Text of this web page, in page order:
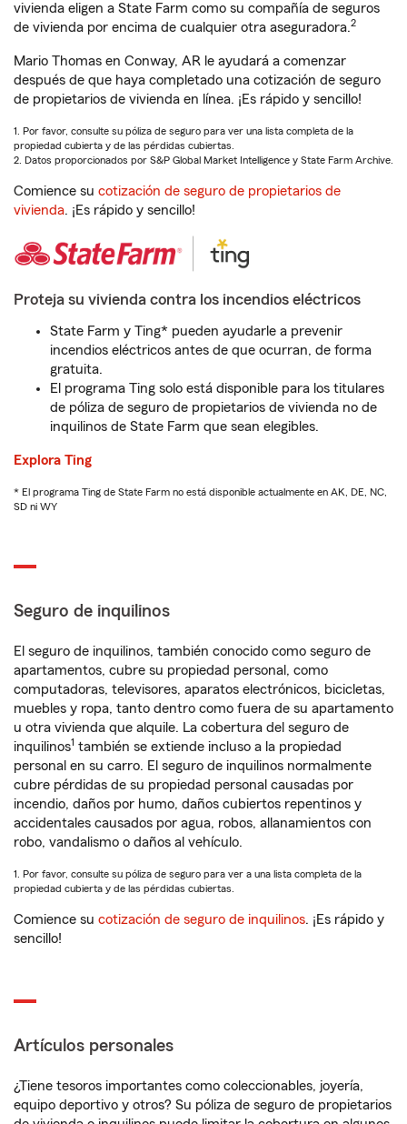
vivienda eligen a State Farm como su compañía de seguros
de vivienda por encima de cualquier otra aseguradora.2
Mario Thomas en Conway, AR le ayudará a comenzar
después de que haya completado una cotización de seguro
de propietarios de vivienda en línea. ¡Es rápido y sencillo!
1. Por favor, consulte su póliza de seguro para ver una lista completa de la
propiedad cubierta y de las pérdidas cubiertas.
2. Datos proporcionados por S&P Global Market Intelligence y State Farm Archive.
Comience su cotización de seguro de propietarios de
vivienda. ¡Es rápido y sencillo!
Proteja su vivienda contra los incendios eléctricos
State Farm y Ting* pueden ayudarle a prevenir
incendios eléctricos antes de que ocurran, de forma
gratuita.
El programa Ting solo está disponible para los titulares
de póliza de seguro de propietarios de vivienda no de
inquilinos de State Farm que sean elegibles.
Explora Ting
* El programa Ting de State Farm no está disponible actualmente en AK, DE, NC,
SD ni WY
Seguro de inquilinos
El seguro de inquilinos, también conocido como seguro de
apartamentos, cubre su propiedad personal, como
computadoras, televisores, aparatos electrónicos, bicicletas,
muebles y ropa, tanto dentro como fuera de su apartamento
u otra vivienda que alquile. La cobertura del seguro de
inquilinos1 también se extiende incluso a la propiedad
personal en su carro. El seguro de inquilinos normalmente
cubre pérdidas de su propiedad personal causadas por
incendio, daños por humo, daños cubiertos repentinos y
accidentales causados por agua, robos, allanamientos con
robo, vandalismo o daños al vehículo.
1. Por favor, consulte su póliza de seguro para ver a una lista completa de la
propiedad cubierta y de las pérdidas cubiertas.
Comience su cotización de seguro de inquilinos. ¡Es rápido y
sencillo!
Artículos personales
¿Tiene tesoros importantes como coleccionables, joyería,
equipo deportivo y otros? Su póliza de seguro de propietarios